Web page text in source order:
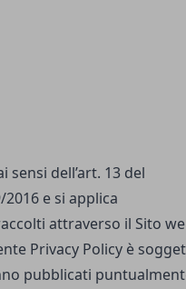
sensi dell’art. 13 del
e si applica
attraverso il Sito
Privacy Policy è
pubblicati